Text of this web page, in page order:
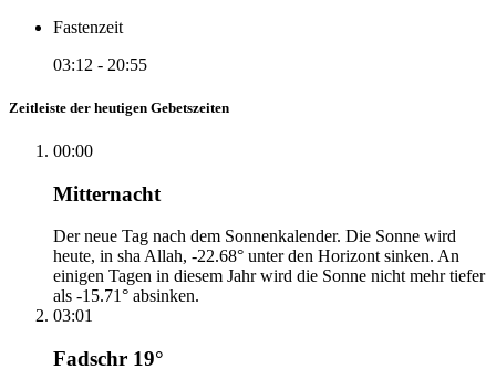
Fastenzeit
03:12 - 20:55
Zeitleiste der heutigen Gebetszeiten
00:00
Mitternacht
Der neue Tag nach dem Sonnenkalender. Die Sonne wird
heute, in sha Allah, -22.68° unter den Horizont sinken. An
einigen Tagen in diesem Jahr wird die Sonne nicht mehr tiefer
als -15.71° absinken.
03:01
Fadschr 19°